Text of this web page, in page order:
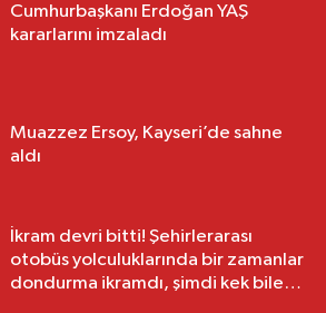
Cumhurbaşkanı Erdoğan YAŞ
kararlarını imzaladı
Muazzez Ersoy, Kayseri’de sahne
aldı
İkram devri bitti! Şehirlerarası
otobüs yolculuklarında bir zamanlar
dondurma ikramdı, şimdi kek bile